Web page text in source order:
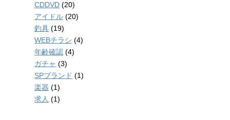
CDDVD (20)
アイドル (20)
釣具 (19)
WEBチラシ (4)
年齢確認 (4)
ガチャ (3)
SPブランド (1)
楽器 (1)
求人 (1)